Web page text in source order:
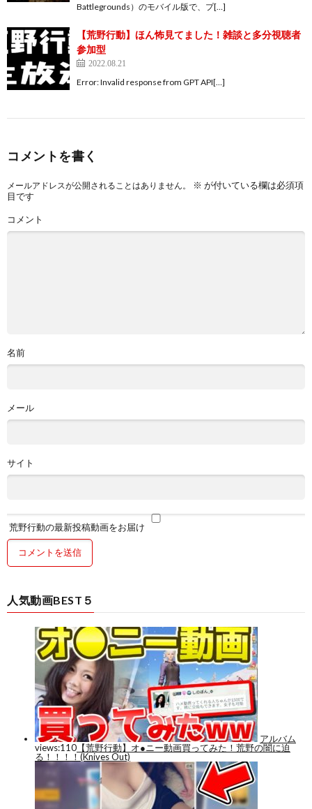
Battlegrounds）のモバイル版で、プ[…]
【荒野行動】ほん怖見てました！雑談と多分視聴者
参加型
2022.08.21
Error: Invalid response from GPT API[…]
コメントを書く
メールアドレスが公開されることはありません。 ※ が付いている欄は必須項
目です
コメント
名前
メール
サイト
荒野行動の最新投稿動画をお届け
人気動画BEST５